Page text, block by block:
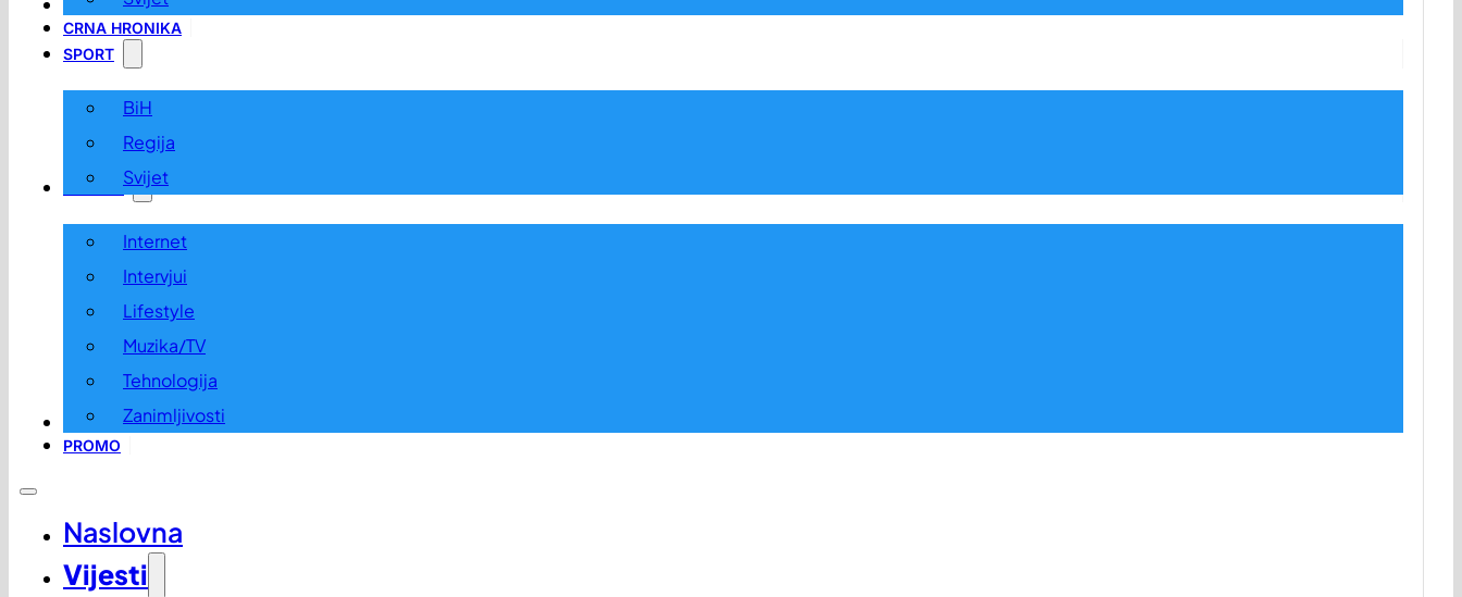
LOKALNO
CRNA HRONIKA
SPORT
BiH
Regija
Svijet
ZABAVA
Internet
Intervjui
Lifestyle
Muzika/TV
Tehnologija
Zanimljivosti
OGLASI I KONKURSI
PROMO
Naslovna
Vijesti